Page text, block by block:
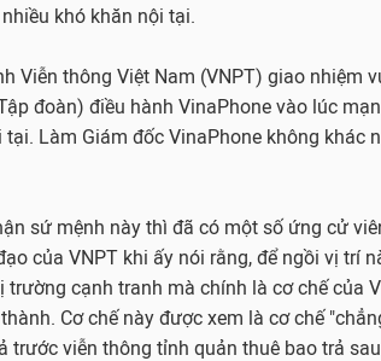
khó khăn nội tại.
Viễn thông Việt Nam (VNPT) giao nhiệm
đoàn) điều hành VinaPhone vào lúc
Làm Giám đốc VinaPhone không khác
sứ mệnh này thì đã có một số ứng cử
của VNPT khi ấy nói rằng, để ngồi vị trí
cạnh tranh mà chính là cơ chế của
Cơ chế này được xem là cơ chế
trước viễn thông tỉnh quản thuê bao trả